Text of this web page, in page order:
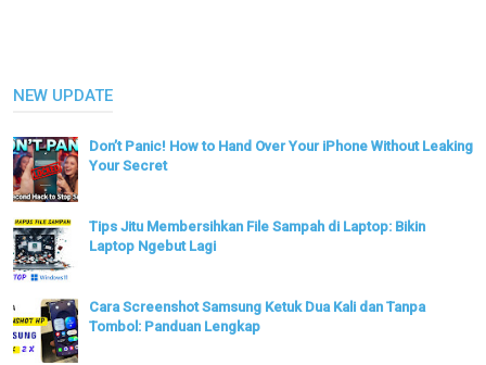
NEW UPDATE
Don’t Panic! How to Hand Over Your iPhone Without Leaking
Your Secret
Tips Jitu Membersihkan File Sampah di Laptop: Bikin
Laptop Ngebut Lagi
Cara Screenshot Samsung Ketuk Dua Kali dan Tanpa
Tombol: Panduan Lengkap